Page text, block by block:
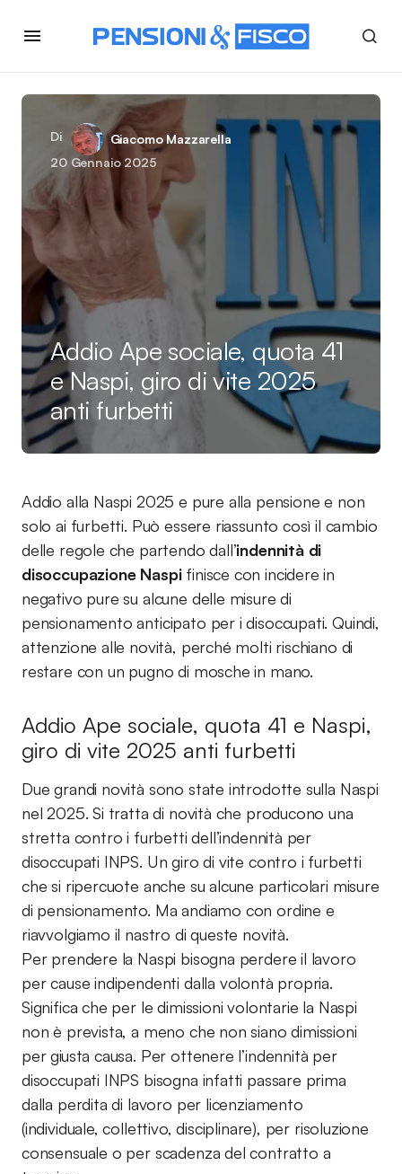
Di
Giacomo Mazzarella
20 Gennaio 2025
Addio Ape sociale, quota 41
e Naspi, giro di vite 2025
anti furbetti
Addio alla Naspi 2025 e pure alla pensione e non
solo ai furbetti. Può essere riassunto così il cambio
delle regole che partendo dall’indennità di
disoccupazione Naspi finisce con incidere in
negativo pure su alcune delle misure di
pensionamento anticipato per i disoccupati. Quindi,
attenzione alle novità, perché molti rischiano di
restare con un pugno di mosche in mano.
Addio Ape sociale, quota 41 e Naspi,
giro di vite 2025 anti furbetti
Due grandi novità sono state introdotte sulla Naspi
nel 2025. Si tratta di novità che producono una
stretta contro i furbetti dell’indennità per
disoccupati INPS. Un giro di vite contro i furbetti
che si ripercuote anche su alcune particolari misure
di pensionamento. Ma andiamo con ordine e
riavvolgiamo il nastro di queste novità.
Per prendere la Naspi bisogna perdere il lavoro
per cause indipendenti dalla volontà propria.
Significa che per le dimissioni volontarie la Naspi
non è prevista, a meno che non siano dimissioni
per giusta causa. Per ottenere l’indennità per
disoccupati INPS bisogna infatti passare prima
dalla perdita di lavoro per licenziamento
(individuale, collettivo, disciplinare), per risoluzione
consensuale o per scadenza del contratto a